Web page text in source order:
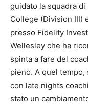
guidato la squadra
College (Division III)
presso Fidelity
Wellesley che ha
spinta a fare del
pieno. A quel
con late nights
stato un